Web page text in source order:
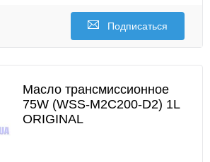
Подписаться
Масло трансмиссионное
75W (WSS-M2C200-D2) 1L
ORIGINAL